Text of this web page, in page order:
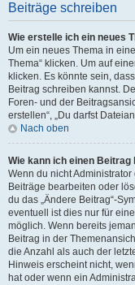
Beiträge schreiben
Wie erstelle ich ein neues
Um ein neues Thema in
Thema“ klicken. Um auf
klicken. Es könnte sein,
Beitrag schreiben kannst.
Foren- und der
erstellen“, „Du darfst
Nach oben
Wie kann ich einen
Wenn du nicht
Beiträge bearbeiten oder
du das „Ändere Beitrag“-
eventuell ist dies nur für
möglich. Wenn bereits
Beitrag in der
die Anzahl als auch der
Hinweis erscheint nicht,
hat oder wenn ein